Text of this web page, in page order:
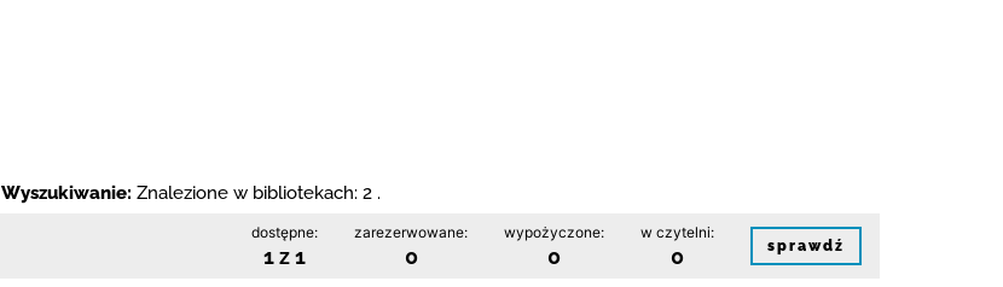
Wyszukiwanie: Znalezione w bibliotekach: 2 .
dostępne:
1 z 1
zarezerwowane:
0
wypożyczone:
0
w czytelni:
0 sprawdź